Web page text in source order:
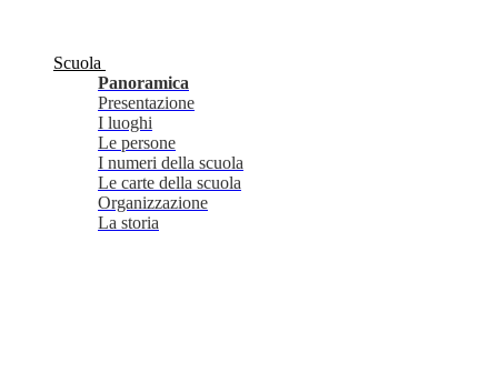
Scuola
Panoramica
Presentazione
I luoghi
Le persone
I numeri della scuola
Le carte della scuola
Organizzazione
La storia